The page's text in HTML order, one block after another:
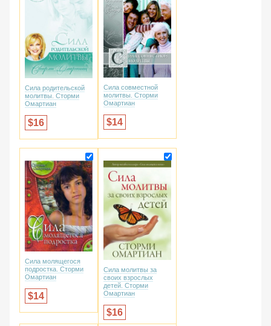
Сила родительской
молитвы. Сторми
Омартиан
16
Сила совместной
молитвы. Сторми
Омартиан
14
Сила молящегося
подростка. Сторми
Омартиан
14
Сила молитвы за
своих взрослых
детей. Сторми
Омартиан
16